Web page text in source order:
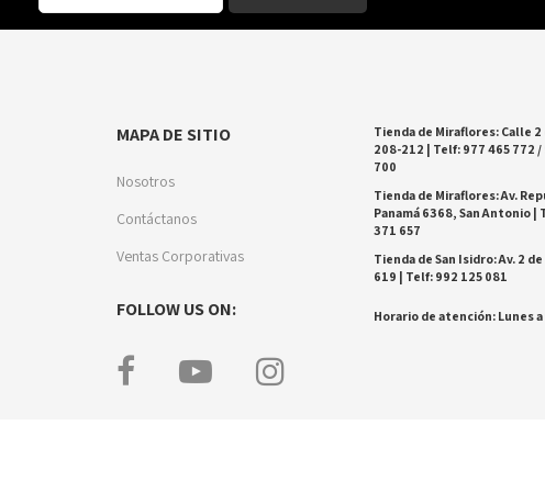
MAPA DE SITIO
Nosotros
Contáctanos
Ventas Corporativas
FOLLOW US ON:
Tienda de Miraflores: Calle 2
208-212 | Telf: 977 465 772
700
Tienda de Miraflores: Av.
Panamá 6368, San Antonio |
371 657
Tienda de San Isidro: Av. 2 de
619 | Telf: 992 125 081
Horario de atención: Lunes a